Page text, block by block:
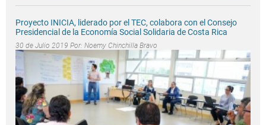
Proyecto INICIA, liderado por el TEC, colabora con el Consejo
Presidencial de la Economía Social Solidaria de Costa Rica
30 de Julio 2019 Por: Noemy Chinchilla Bravo